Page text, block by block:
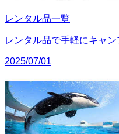
レンタル品一覧
レンタル品で手軽にキャ
2025/07/01